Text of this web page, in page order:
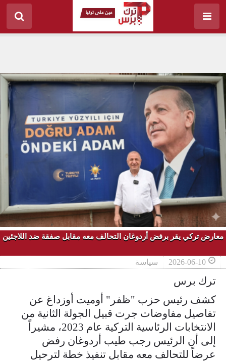
معارض تركي يقر برفض أردوغان التحالف معه مقابل صفقة ضد اللاجئين
2026-06-10 سياسة
ترك برس
كشف رئيس حزب "ظفر" أوميت أوزداغ عن
تفاصيل مفاوضات جرت قبيل الجولة الثانية من
الانتخابات الرئاسية التركية عام 2023، مشيراً
إلى أن الرئيس رجب طيب أردوغان رفض
عرضاً للتحالف معه مقابل تنفيذ خطة لترحيل